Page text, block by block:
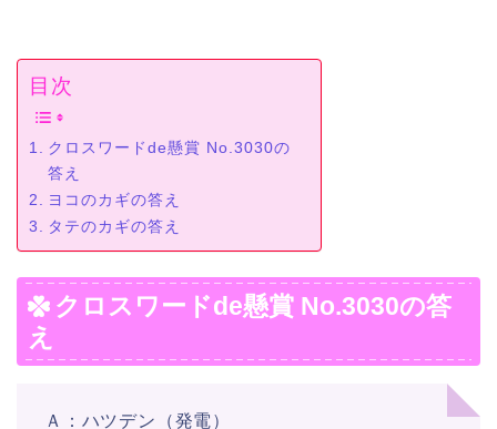
目次
クロスワードde懸賞 No.3030の
答え
ヨコのカギの答え
タテのカギの答え
クロスワードde懸賞 No.3030の答
え
Ａ：ハツデン（発電）